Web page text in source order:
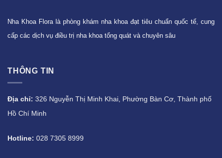
Nha Khoa Flora là phòng khám nha khoa đạt tiêu chuẩn quốc tế, cung
cấp các dịch vụ điều trị nha khoa tổng quát và chuyên sâu
THÔNG TIN
Địa chỉ: 326 Nguyễn Thị Minh Khai, Phường Bàn Cơ, Thành phố
Hồ Chí Minh
Hotline: 028 7305 8999